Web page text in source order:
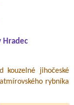
Hradec
kouzelné jihočeské
rybníka